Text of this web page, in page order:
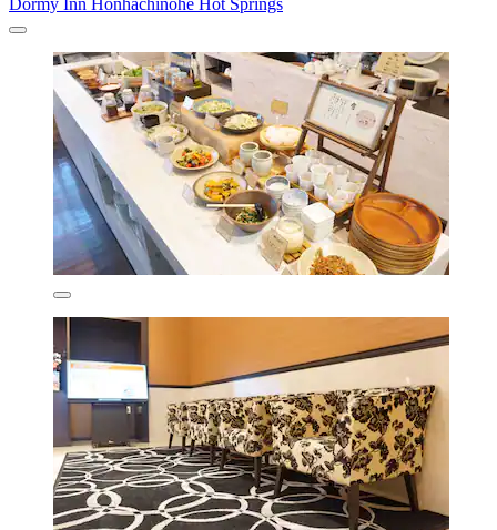
Dormy Inn Honhachinohe Hot Springs